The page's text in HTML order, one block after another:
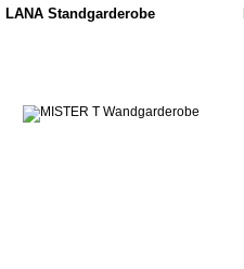
LANA Standgarderobe